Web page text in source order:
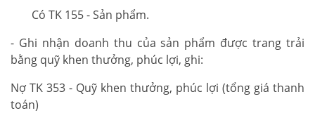
Có TK 155 - Sản phẩm.
- Ghi nhận doanh thu của sản phẩm được trang trải
bằng quỹ khen thưởng, phúc lợi, ghi:
Nợ TK 353 - Quỹ khen thưởng, phúc lợi (tổng giá thanh
toán)